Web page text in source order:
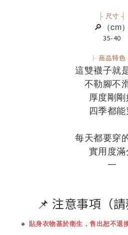
├ 尺寸 ┤
🔎（cm）
35-40
├ 商品特色
這雙襪子就
不勒腳不
厚度剛
四季都能
每天都要穿
實用度滿
一
📌 注意事項（請
🔸 貼身衣物基於衛生，售出恕不退